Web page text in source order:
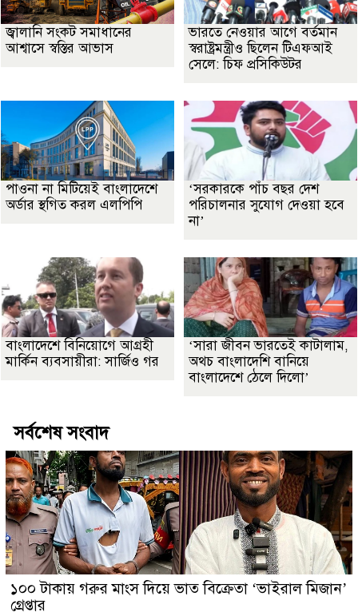
জ্বালানি সংকট সমাধানের
আশ্বাসে স্বস্তির আভাস
ভারতে নেওয়ার আগে বর্তমান
স্বরাষ্ট্রমন্ত্রীও ছিলেন টিএফআই
সেলে: চিফ প্রসিকিউটর
পাওনা না মিটিয়েই বাংলাদেশে
অর্ডার স্থগিত করল এলপিপি
‘সরকারকে পাঁচ বছর দেশ
পরিচালনার সুযোগ দেওয়া হবে
না’
বাংলাদেশে বিনিয়োগে আগ্রহী
মার্কিন ব্যবসায়ীরা: সার্জিও গর
‘সারা জীবন ভারতেই কাটালাম,
অথচ বাংলাদেশি বানিয়ে
বাংলাদেশে ঠেলে দিলো’
সর্বশেষ সংবাদ
১০০ টাকায় গরুর মাংস দিয়ে ভাত বিক্রেতা ‘ভাইরাল মিজান’
গ্রেপ্তার